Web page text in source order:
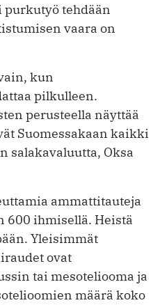
tehdään
vaara on
kun
pilkulleen.
perusteella näyttää
Suomessakaan kaikki
salakavaluutta, Oksa
ammattitauteja
600 ihmisellä. Heistä
Yleisimmät
ovat
tai mesoteliooma ja
määrä koko